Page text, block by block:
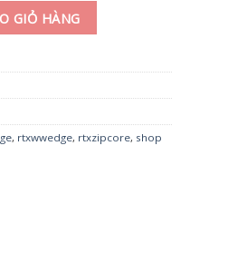
GIỎ HÀNG
, rtxwwedge, rtxzipcore, shop